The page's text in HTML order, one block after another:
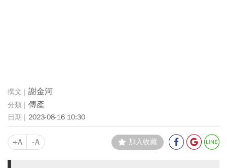
謝金河
傳產
2023-08-16 10:30
+A -A 加入收藏